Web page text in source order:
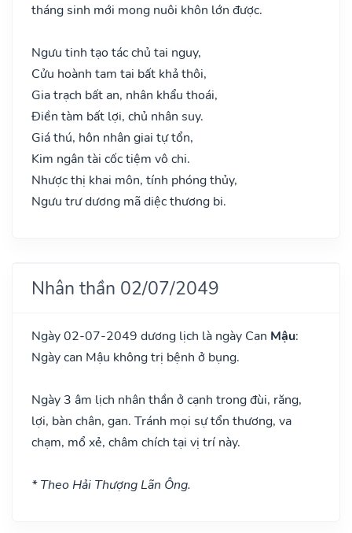
tháng sinh mới mong nuôi khôn lớn được.
Ngưu tinh tạo tác chủ tai nguy,
Cửu hoành tam tai bất khả thôi,
Gia trạch bất an, nhân khẩu thoái,
Điền tàm bất lợi, chủ nhân suy.
Giá thú, hôn nhân giai tự tổn,
Kim ngân tài cốc tiệm vô chi.
Nhược thị khai môn, tính phóng thủy,
Ngưu trư dương mã diệc thương bi.
Nhân thần 02/07/2049
Ngày 02-07-2049 dương lịch là ngày Can Mậu:
Ngày can Mậu không trị bệnh ở bụng.
Ngày 3 âm lịch nhân thần ở cạnh trong đùi, răng,
lợi, bàn chân, gan. Tránh mọi sự tổn thương, va
chạm, mổ xẻ, châm chích tại vị trí này.
* Theo Hải Thượng Lãn Ông.